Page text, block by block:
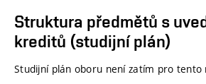
Struktura předmětů s
kreditů (studijní plán)
Studijní plán oboru není zatím pro tento